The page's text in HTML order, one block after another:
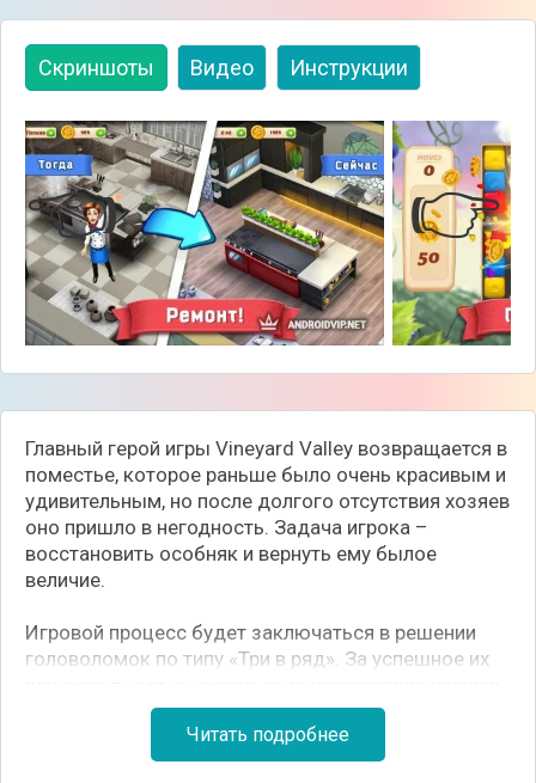
Скриншоты Видео Инструкции
👈 👉
Главный герой игры Vineyard Valley возвращается в
поместье, которое раньше было очень красивым и
удивительным, но после долгого отсутствия хозяев
оно пришло в негодность. Задача игрока –
восстановить особняк и вернуть ему былое
величие.
Игровой процесс будет заключаться в решении
головоломок по типу «Три в ряд». За успешное их
за которую можно будет делать ремонт, покупать
различные предметы декора и интерьера.
Особенно радует возможность кастомизации:
Читать подробнее